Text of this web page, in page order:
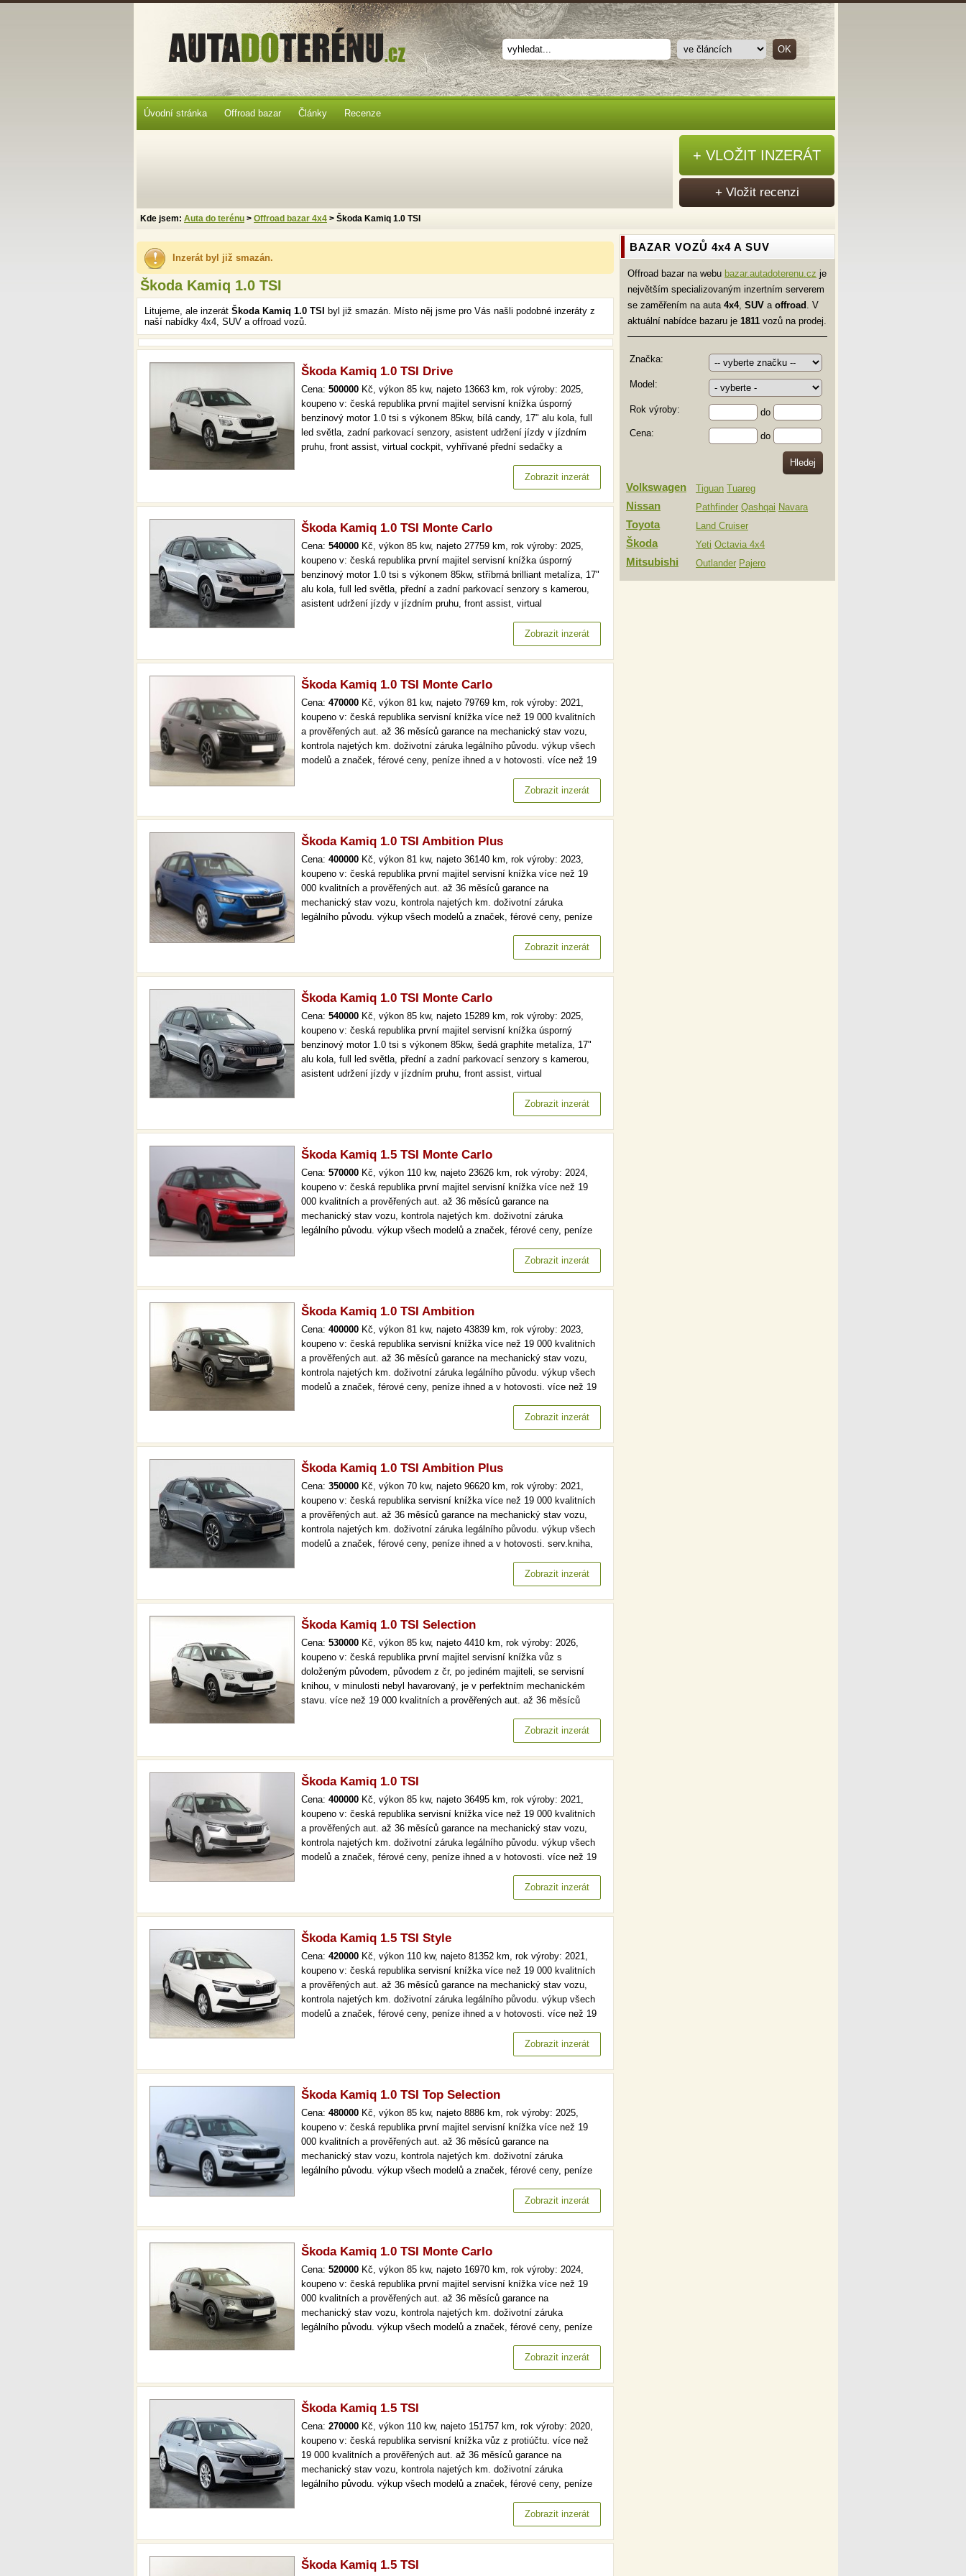
Inzerát byl již smazán.
Škoda Kamiq 1.0 TSI
Litujeme, ale inzerát Škoda Kamiq 1.0 TSI
byl již smazán. Místo něj jsme pro Vás našli podobné inzeráty z
naší nabídky 4x4, SUV a offroad vozů.
Škoda Kamiq 1.0 TSI Drive
Cena: 500000 Kč, výkon 85 kw, najeto 13663 km, rok výroby: 2025,
koupeno v: česká republika první majitel servisní knížka úsporný
benzinový motor 1.0 tsi s výkonem 85kw, bílá candy, 17" alu kola, full
led světla, zadní parkovací senzory, asistent udržení jízdy v jízdním
pruhu, front assist, virtual cockpit, vyhřívané přední sedačky a
perfektním stavu přímo po 1. majiteli. v plné tovární záruce.…Zobrazit inzerát
Škoda Kamiq 1.0 TSI Monte Carlo
Cena: 540000 Kč, výkon 85 kw, najeto 27759 km, rok výroby: 2025,
koupeno v: česká republika první majitel servisní knížka úsporný
benzinový motor 1.0 tsi s výkonem 85kw, stříbrná brilliant metalíza, 17"
alu kola, full led světla, přední a zadní parkovací senzory s kamerou,
asistent udržení jízdy v jízdním pruhu, front assist, virtual
startování, čtení dopravních značekzánovní vůz v perfektním…
Zobrazit inzerát
Škoda Kamiq 1.0 TSI Monte Carlo
Cena: 470000 Kč, výkon 81 kw, najeto 79769 km, rok výroby: 2021,
koupeno v: česká republika servisní knížka více než 19 000 kvalitních
a prověřených aut. až 36 měsíců garance na mechanický stav vozu,
kontrola najetých km. doživotní záruka legálního původu. výkup všech
modelů a značek, férové ceny, peníze ihned a v hotovosti. více než 19
mechanický stav vozu, kontrola najetých km. doživotní záruka…
Zobrazit inzerát
Škoda Kamiq 1.0 TSI Ambition Plus
Cena: 400000 Kč, výkon 81 kw, najeto 36140 km, rok výroby: 2023,
koupeno v: česká republika první majitel servisní knížka více než 19
000 kvalitních a prověřených aut. až 36 měsíců garance na
mechanický stav vozu, kontrola najetých km. doživotní záruka
legálního původu. výkup všech modelů a značek, férové ceny, peníze
36 měsíců garance na mechanický stav vozu, kontrola najetých km.…
Zobrazit inzerát
Škoda Kamiq 1.0 TSI Monte Carlo
Cena: 540000 Kč, výkon 85 kw, najeto 15289 km, rok výroby: 2025,
koupeno v: česká republika první majitel servisní knížka úsporný
benzinový motor 1.0 tsi s výkonem 85kw, šedá graphite metalíza, 17"
alu kola, full led světla, přední a zadní parkovací senzory s kamerou,
asistent udržení jízdy v jízdním pruhu, front assist, virtual
startování, čtení dopravních značekzánovní vůz v perfektním stavu…
Zobrazit inzerát
Škoda Kamiq 1.5 TSI Monte Carlo
Cena: 570000 Kč, výkon 110 kw, najeto 23626 km, rok výroby: 2024,
koupeno v: česká republika první majitel servisní knížka více než 19
000 kvalitních a prověřených aut. až 36 měsíců garance na
mechanický stav vozu, kontrola najetých km. doživotní záruka
legálního původu. výkup všech modelů a značek, férové ceny, peníze
36 měsíců garance na mechanický stav vozu, kontrola najetých km.…
Zobrazit inzerát
Škoda Kamiq 1.0 TSI Ambition
Cena: 400000 Kč, výkon 81 kw, najeto 43839 km, rok výroby: 2023,
koupeno v: česká republika servisní knížka více než 19 000 kvalitních
a prověřených aut. až 36 měsíců garance na mechanický stav vozu,
kontrola najetých km. doživotní záruka legálního původu. výkup všech
modelů a značek, férové ceny, peníze ihned a v hotovosti. více než 19
mechanický stav vozu, kontrola najetých km. doživotní záruka…
Zobrazit inzerát
Škoda Kamiq 1.0 TSI Ambition Plus
Cena: 350000 Kč, výkon 70 kw, najeto 96620 km, rok výroby: 2021,
koupeno v: česká republika servisní knížka více než 19 000 kvalitních
a prověřených aut. až 36 měsíců garance na mechanický stav vozu,
kontrola najetých km. doživotní záruka legálního původu. výkup všech
modelů a značek, férové ceny, peníze ihned a v hotovosti. serv.kniha,
měsíců garance na mechanický stav vozu, kontrola…Zobrazit inzerát
Škoda Kamiq 1.0 TSI Selection
Cena: 530000 Kč, výkon 85 kw, najeto 4410 km, rok výroby: 2026,
koupeno v: česká republika první majitel servisní knížka vůz s
doloženým původem, původem z čr, po jediném majiteli, se servisní
knihou, v minulosti nebyl havarovaný, je v perfektním mechanickém
stavu. více než 19 000 kvalitních a prověřených aut. až 36 měsíců
záruka legálního původu. výkup všech modelů a značek, férové ceny,
Zobrazit inzerát
Škoda Kamiq 1.0 TSI
Cena: 400000 Kč, výkon 85 kw, najeto 36495 km, rok výroby: 2021,
koupeno v: česká republika servisní knížka více než 19 000 kvalitních
a prověřených aut. až 36 měsíců garance na mechanický stav vozu,
kontrola najetých km. doživotní záruka legálního původu. výkup všech
modelů a značek, férové ceny, peníze ihned a v hotovosti. více než 19
mechanický stav vozu, kontrola najetých km. doživotní záruka…
Zobrazit inzerát
Škoda Kamiq 1.5 TSI Style
Cena: 420000 Kč, výkon 110 kw, najeto 81352 km, rok výroby: 2021,
koupeno v: česká republika servisní knížka více než 19 000 kvalitních
a prověřených aut. až 36 měsíců garance na mechanický stav vozu,
kontrola najetých km. doživotní záruka legálního původu. výkup všech
modelů a značek, férové ceny, peníze ihned a v hotovosti. více než 19
mechanický stav vozu, kontrola najetých km. doživotní záruka…
Zobrazit inzerát
Škoda Kamiq 1.0 TSI Top Selection
Cena: 480000 Kč, výkon 85 kw, najeto 8886 km, rok výroby: 2025,
koupeno v: česká republika první majitel servisní knížka více než 19
000 kvalitních a prověřených aut. až 36 měsíců garance na
mechanický stav vozu, kontrola najetých km. doživotní záruka
legálního původu. výkup všech modelů a značek, férové ceny, peníze
36 měsíců garance na mechanický stav vozu, kontrola najetých km.…
Zobrazit inzerát
Škoda Kamiq 1.0 TSI Monte Carlo
Cena: 520000 Kč, výkon 85 kw, najeto 16970 km, rok výroby: 2024,
koupeno v: česká republika první majitel servisní knížka více než 19
000 kvalitních a prověřených aut. až 36 měsíců garance na
mechanický stav vozu, kontrola najetých km. doživotní záruka
legálního původu. výkup všech modelů a značek, férové ceny, peníze
36 měsíců garance na mechanický stav vozu, kontrola najetých km.…
Zobrazit inzerát
Škoda Kamiq 1.5 TSI
Cena: 270000 Kč, výkon 110 kw, najeto 151757 km, rok výroby: 2020,
koupeno v: česká republika servisní knížka vůz z protiúčtu. více než
19 000 kvalitních a prověřených aut. až 36 měsíců garance na
mechanický stav vozu, kontrola najetých km. doživotní záruka
legálního původu. výkup všech modelů a značek, férové ceny, peníze
kvalitních a prověřených aut. až 36 měsíců garance na mechanický
Zobrazit inzerát
Škoda Kamiq 1.5 TSI
BAZAR VOZŮ 4x4 A SUV
Offroad bazar na webu bazar.autadoterenu.cz je
největším specializovaným inzertním serverem
se zaměřením na auta 4x4, SUV a offroad . V
aktuální nabídce bazaru je 1811 vozů na prodej.
Značka:
Model:
Rok výroby:
do
Cena:
do
Volkswagen Tiguan Tuareg
Nissan Pathfinder Qashqai Navara
Toyota Land Cruiser
Škoda Yeti Octavia 4x4
Mitsubishi Outlander Pajero
Úvodní stránka Offroad bazar Články Recenze
Kde jsem: Auta do terénu > Offroad bazar 4x4 > Škoda Kamiq 1.0 TSI
+ VLOŽIT INZERÁT
+ Vložit recenzi